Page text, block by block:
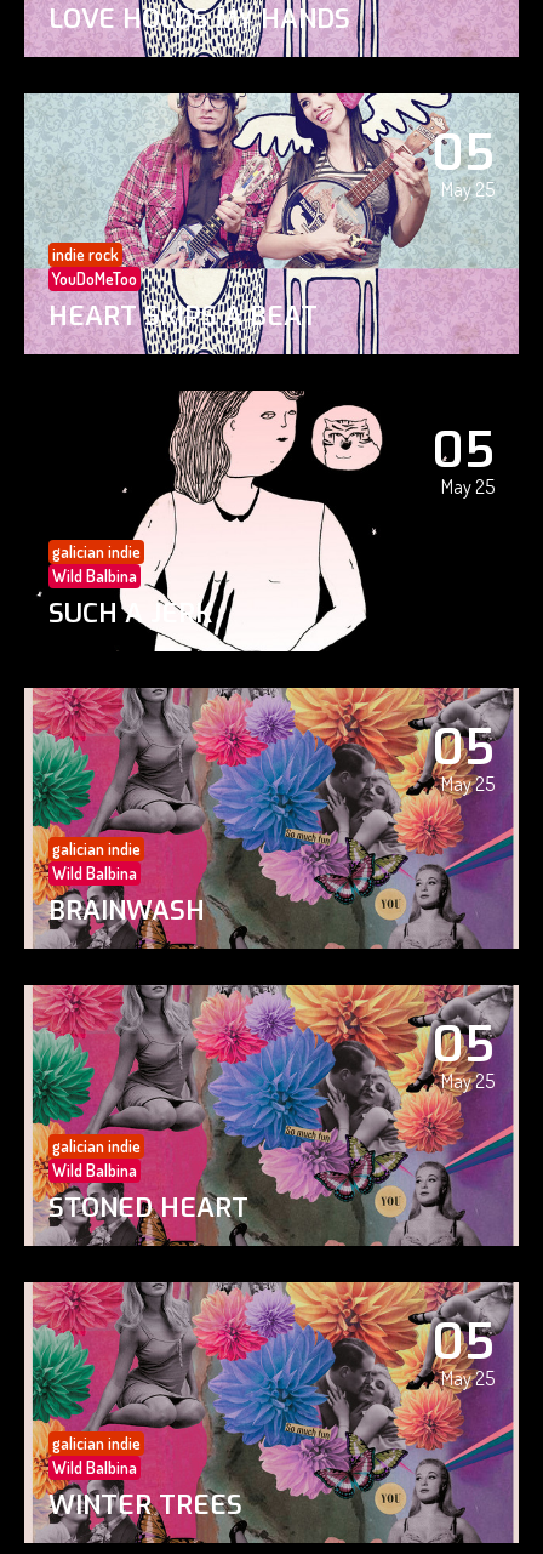
LOVE HOLDS MY HANDS
05
May 25
indie rock
YouDoMeToo
HEART SKIPS A BEAT
05
May 25
galician indie
Wild Balbina
SUCH A JERK
05
May 25
galician indie
Wild Balbina
BRAINWASH
05
May 25
galician indie
Wild Balbina
STONED HEART
05
May 25
galician indie
Wild Balbina
WINTER TREES